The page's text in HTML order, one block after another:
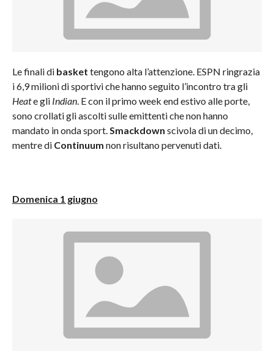
Le finali di basket tengono alta l’attenzione. ESPN ringrazia
i 6,9 milioni di sportivi che hanno seguito l’incontro tra gli
Heate gli Indian. E con il primo week end estivo alle porte,
sono crollati gli ascolti sulle emittenti che non hanno
mandato in onda sport.Smackdown scivola di un decimo,
mentre di Continuum non risultano pervenuti dati.
Domenica 1 giugno